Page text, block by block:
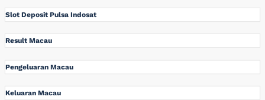
Slot Deposit Pulsa Indosat
Result Macau
Pengeluaran Macau
Keluaran Macau